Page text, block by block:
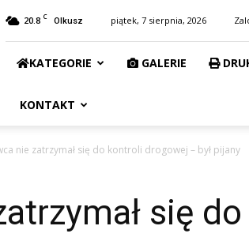
20.8 C Olkusz piątek, 7 sierpnia, 2026
KATEGORIE GALERIE
KONTAKT
nie zatrzymał się do kontroli drogowej – był pijany
się